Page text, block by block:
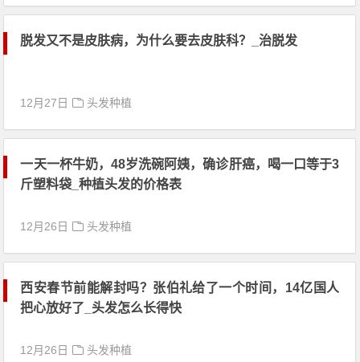
脱发又不是皮肤病，为什么要去皮肤科？_治脱发
12月27日 头发种植
一天一杯牛奶，48岁洗碗阿姨，确诊肝癌，喝一口等于3
斤塑料袋_种植头发的价格表
12月26日 头发种植
西安春节前能解封吗？张伯礼给了一个时间，14亿国人
把心放好了_头发怎么长得快
12月26日 头发种植